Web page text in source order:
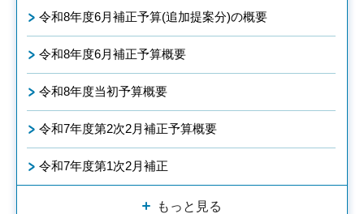
令和8年度6月補正予算(追加提案分)の概要
令和8年度6月補正予算概要
令和8年度当初予算概要
令和7年度第2次2月補正予算概要
令和7年度第1次2月補正
もっと見る